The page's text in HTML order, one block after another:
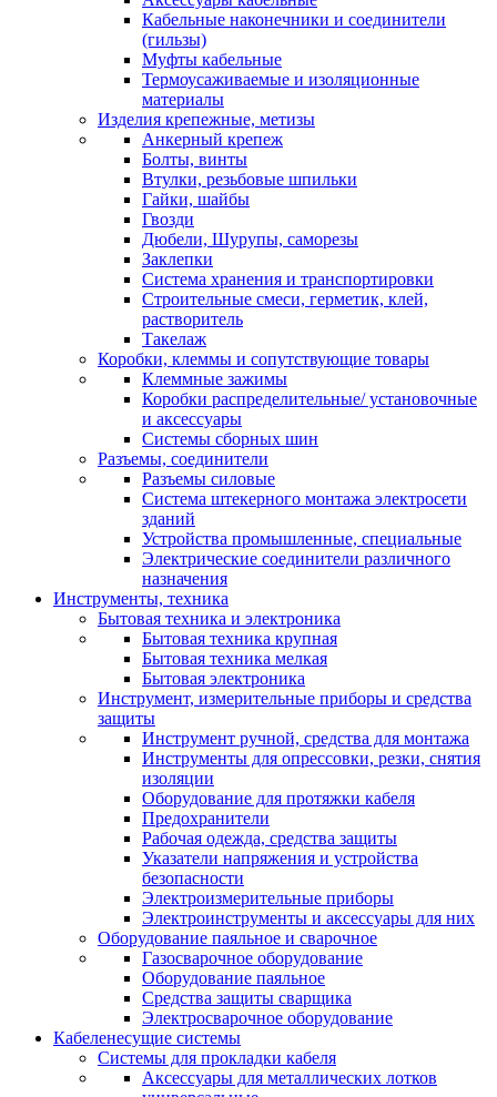
Кабельные наконечники и соединители
(гильзы)
Муфты кабельные
Термоусаживаемые и изоляционные
материалы
Изделия крепежные, метизы
Анкерный крепеж
Болты, винты
Втулки, резьбовые шпильки
Гайки, шайбы
Гвозди
Дюбели, Шурупы, саморезы
Заклепки
Система хранения и транспортировки
Строительные смеси, герметик, клей,
растворитель
Такелаж
Коробки, клеммы и сопутствующие товары
Клеммные зажимы
Коробки распределительные/ установочные
и аксессуары
Системы сборных шин
Разъемы, соединители
Разъемы силовые
Система штекерного монтажа электросети
зданий
Устройства промышленные, специальные
Электрические соединители различного
назначения
Инструменты, техника
Бытовая техника и электроника
Бытовая техника крупная
Бытовая техника мелкая
Бытовая электроника
Инструмент, измерительные приборы и средства
защиты
Инструмент ручной, средства для монтажа
Инструменты для опрессовки, резки, снятия
изоляции
Оборудование для протяжки кабеля
Предохранители
Рабочая одежда, средства защиты
Указатели напряжения и устройства
безопасности
Электроизмерительные приборы
Электроинструменты и аксессуары для них
Оборудование паяльное и сварочное
Газосварочное оборудование
Оборудование паяльное
Средства защиты сварщика
Электросварочное оборудование
Кабеленесущие системы
Системы для прокладки кабеля
Аксессуары для металлических лотков